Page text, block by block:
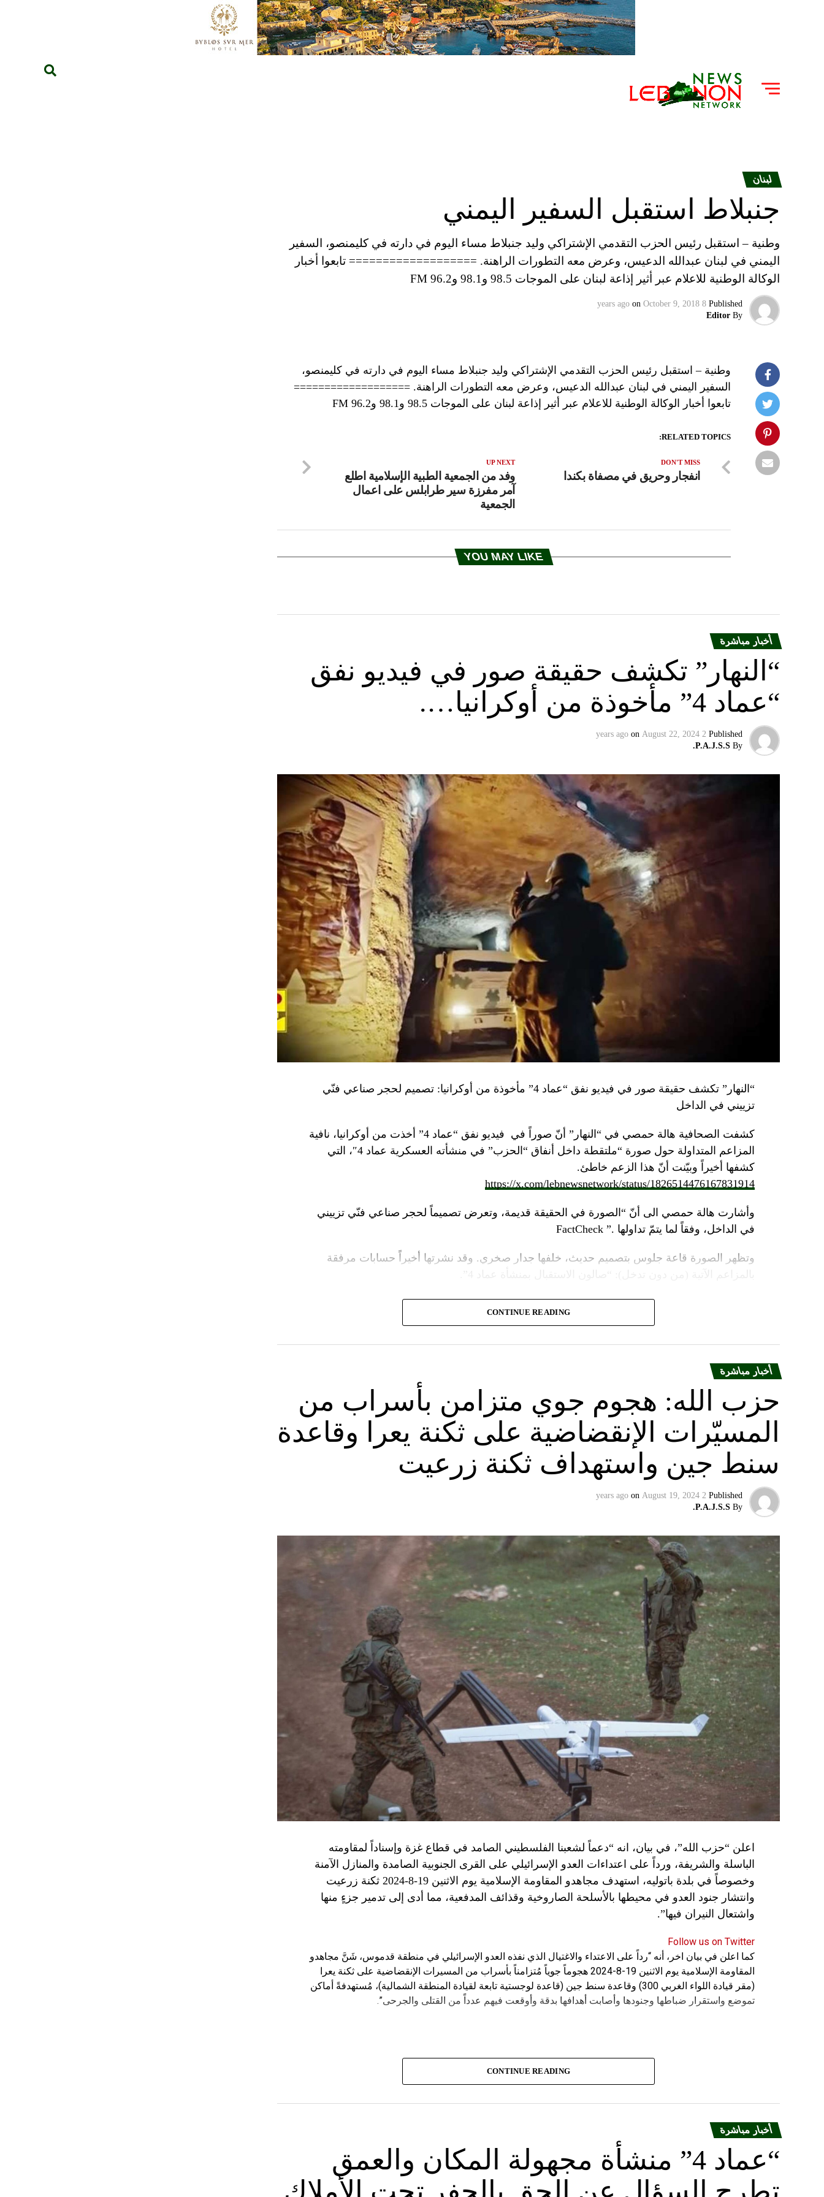
لبنان
جنبلاط استقبل السفير اليمني
وطنية – استقبل رئيس الحزب التقدمي الإشتراكي وليد جنبلاط مساء اليوم في دارته في كليمنصو، السفير
اليمني في لبنان عبدالله الدعيس، وعرض معه التطورات الراهنة. =================== تابعوا أخبار
الوكالة الوطنية للاعلام عبر أثير إذاعة لبنان على الموجات 98.5 و98.1 و96.2 FM
Published
8 years ago
on October 9, 2018
By
Editor
وطنية – استقبل رئيس الحزب التقدمي الإشتراكي وليد جنبلاط مساء اليوم في دارته في كليمنصو،
السفير اليمني في لبنان عبدالله الدعيس، وعرض معه التطورات الراهنة. ===================
تابعوا أخبار الوكالة الوطنية للاعلام عبر أثير إذاعة لبنان على الموجات 98.5 و98.1 و96.2 FM
RELATED TOPICS:
UP NEXT
وفد من الجمعية الطبية الإسلامية اطلع
آمر مفرزة سير طرابلس على اعمال
الجمعية
DON'T MISS
انفجار وحريق في مصفاة بكندا
YOU MAY LIKE
أخبار مباشرة
“النهار” تكشف حقيقة صور في فيديو نفق
“عماد 4” مأخوذة من أوكرانيا….
Published
2 years ago
on August 22, 2024
By
P.A.J.S.S.
“النهار” تكشف حقيقة صور في فيديو نفق “عماد 4” مأخوذة من أوكرانيا: تصميم لحجر صناعي فنّي
تزييني في الداخل
كشفت الصحافية هالة حمصي في “النهار” أنّ صوراً في فيديو
نفق “عماد 4” أخذت من أوكرانيا، نافية
المزاعم المتداولة حول صورة “ملتقطة داخل أنفاق “الحزب” في منشأته العسكرية عماد 4″، التي
كشفها أخيراً وبيّنت أنّ هذا الزعم خاطئ.
https://x.com/lebnewsnetwork/status/1826514476167831914
وأشارت هالة حمصي الى أنّ “الصورة في الحقيقة قديمة، وتعرض تصميماً لحجر صناعي فنّي تزييني
في الداخل، وفقاً لما يتمّ تداولها .” FactCheck
وتظهر الصورة قاعة جلوس بتصميم حديث، خلفها جدار صخري. وقد نشرتها أخيراً حسابات مرفقة
أضافت “النهار”: “ويظهر مقطع
الدقيقة منشأة عسكرية تحمل اسم “عماد 4″، نسبة الى القائد العسكري في “الحزب” عماد مغنية الذي
قتل بتفجير سيّارة مفخّخة في دمشق عام 2008 نسبه الحزب الى إسرائيل”.
CONTINUE READING
أخبار مباشرة
حزب الله: هجوم جوي متزامن بأسراب من
المسيّرات الإنقضاضية على ثكنة يعرا وقاعدة
سنط جين واستهداف ثكنة زرعيت
Published
2 years ago
on August 19, 2024
By
P.A.J.S.S.
اعلن “حزب الله”، في بيان، انه “دعماً لشعبنا الفلسطيني الصامد في قطاع غزة وإسناداً لمقاومته
الباسلة ‌‏‌‏‌والشريفة، ورداً على اعتداءات العدو الإسرائيلي على القرى الجنوبية الصامدة والمنازل الآمنة
وخصوصاً في بلدة باتوليه، استهدف مجاهدو المقاومة الإسلامية يوم الاثنين 19-8-2024 ثكنة زرعيت
وانتشار جنود العدو في محيطها بالأسلحة الصاروخية وقذائف المدفعية، مما أدى إلى تدمير جزءٍ منها
واشتعال النيران فيها”.
Follow us on Twitter
كما اعلن في بيان اخر، أنه “رداً على الاعتداء والاغتيال الذي نفذه العدو الإسرائيلي في منطقة قدموس، شَنَّ مجاهدو
المقاومة الإسلامية يوم الاثنين 19-8-2024 هجوماً جوياً مُتزامناً بأسراب من المسيرات الإنقضاضية على ثكنة يعرا
(مقر قيادة اللواء الغربي 300) وقاعدة سنط جين (قاعدة لوجستية تابعة لقيادة المنطقة الشمالية)، مُستهدفةً أماكن
تموضع واستقرار ضباطها وجنودها وأصابت أهدافها بدقة وأوقعت فيهم عدداً من القتلى والجرحى”.
CONTINUE READING
أخبار مباشرة
“عماد 4” منشأة مجهولة المكان والعمق